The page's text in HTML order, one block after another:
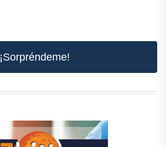
¡Sorpréndeme!